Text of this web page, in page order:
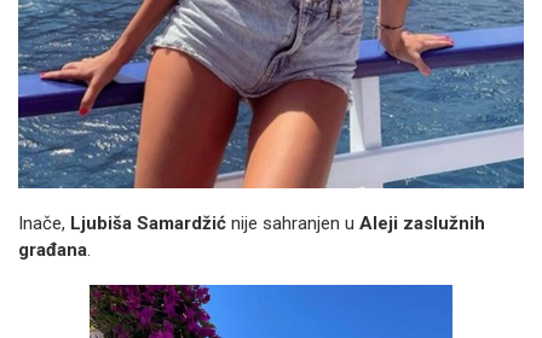
Inače, Ljubiša Samardžić nije sahranjen u Aleji zaslužnih
građana.